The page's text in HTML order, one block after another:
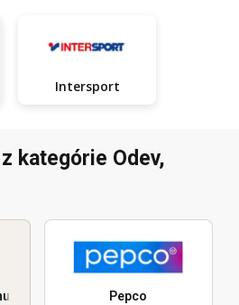
Intersport
kategórie Odev,
Pepco